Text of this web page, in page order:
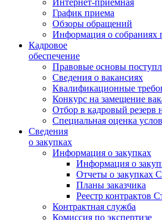
Интернет-приемная
График приема
Обзоры обращений
Информация о собраниях
Кадровое
обеспечение
Правовые основы
Сведения о вакансиях
Квалификационные
Конкурс на замещение
Отбор в кадровый
Специальная оценка
Сведения
о закупках
Информация о закупках
Информация о
Отчеты о закупках
Планы заказчика
Реестр контрактов
Контрактная служба
Комиссия по экспертизе